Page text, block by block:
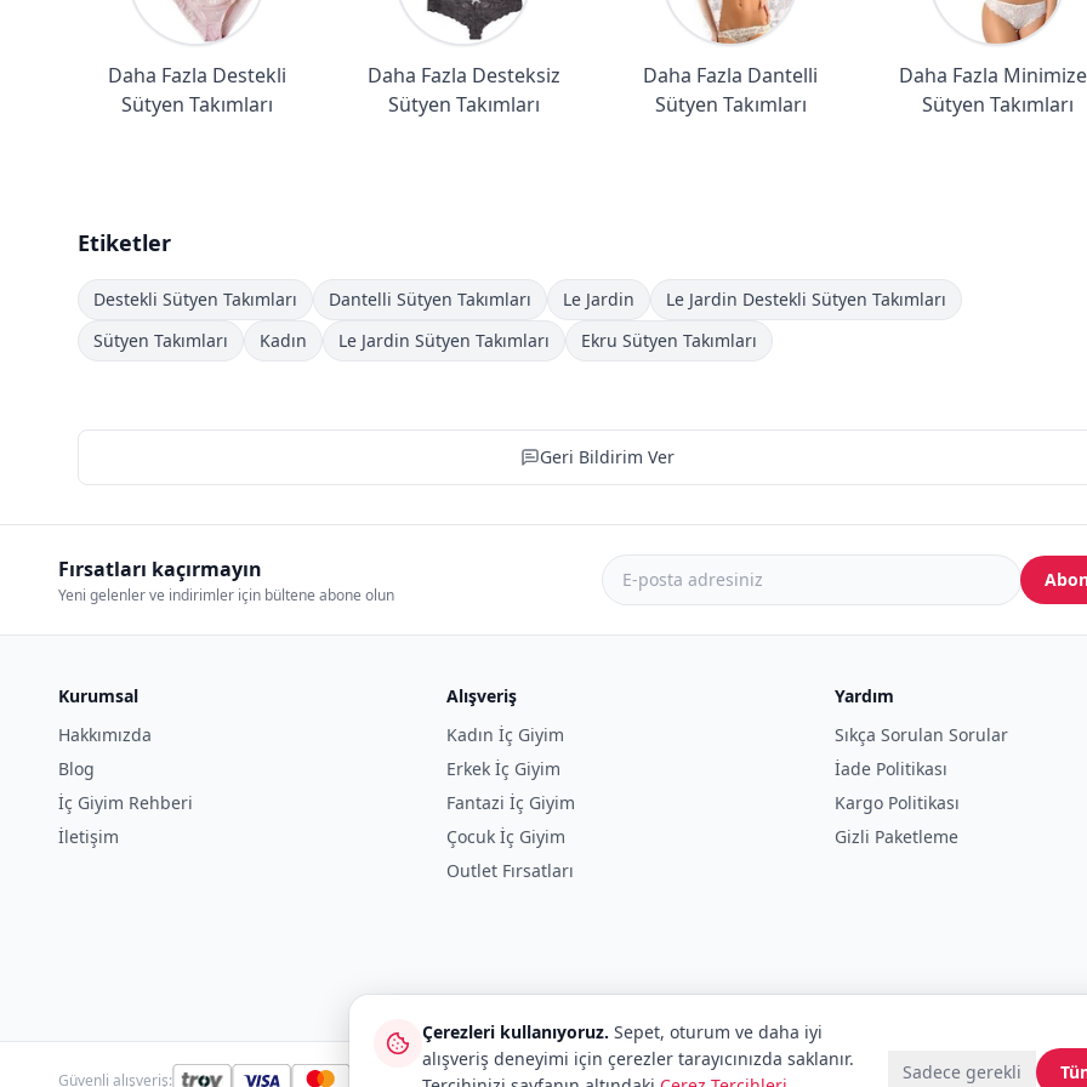
Daha Fazla Destekli
Sütyen Takımları
Daha Fazla Desteksiz
Sütyen Takımları
Daha Fazla Dantelli
Sütyen Takımları
Daha Fazla
Sütyen Takımları
Etiketler
Destekli Sütyen Takımları Dantelli Sütyen Takımları Le Jardin
Le Jardin Destekli Sütyen Takımları
Sütyen Takımları
Kadın Le Jardin Sütyen Takımları Ekru Sütyen Takımları
Geri Bildirim Ver
Fırsatları kaçırmayın
Yeni gelenler ve indirimler için bültene abone olun
Kurumsal
Hakkımızda
Blog
İç Giyim Rehberi
İletişim
Alışveriş
Kadın İç Giyim
Erkek İç Giyim
Fantazi İç Giyim
Çocuk İç Giyim
Outlet Fırsatları
Yardım
Sıkça Sorulan Sorular
İade Politikası
Kargo Politikası
Gizli Paketleme
Güvenli alışveriş:
Çerezleri kullanıyoruz. Sepet, oturum ve daha iyi
alışveriş deneyimi için çerezler tarayıcınızda saklanır.
Sadece gerekli